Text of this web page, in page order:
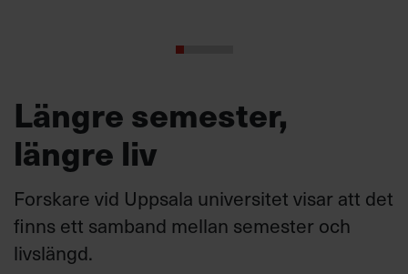
Längre semester,
längre liv
Forskare vid Uppsala universitet visar att det
finns ett samband mellan semester och
livslängd.